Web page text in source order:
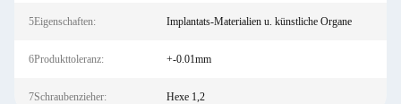
5Eigenschaften: Implantats-Materialien u. künstliche Organe
6Produkttoleranz: +-0.01mm
7Schraubenzieher: Hexe 1,2